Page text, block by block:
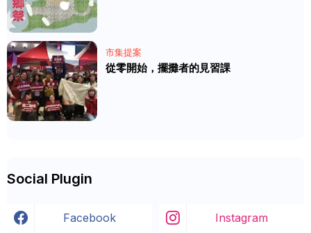
市集提案
從零開始，擺攤者的見習課
Social Plugin
Facebook Instagram